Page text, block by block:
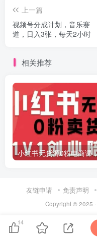
上一篇
视频号分成计划，音乐赛
道，日入3张，每天2小时
相关推荐
友链申请 免责声明
Copyright © 2025 ·
14